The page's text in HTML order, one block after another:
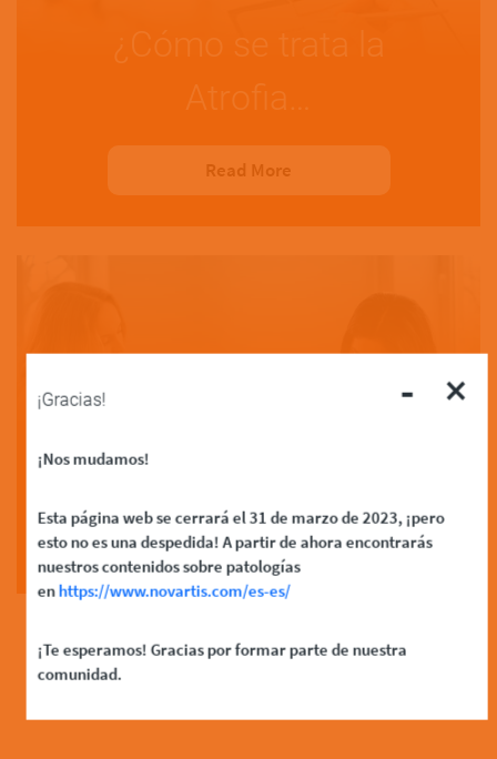
¿Cómo se trata la
Atrofia…
Read More
¿Cómo enfrentarse a la…
Read More
- ×
¡Gracias!
¡Nos mudamos!
Esta página web se cerrará el 31 de marzo de 2023, ¡pero
esto no es una despedida! A partir de ahora encontrarás
nuestros contenidos sobre patologías
enhttps://www.novartis.com/es-es/
¡Te esperamos! Gracias por formar parte de nuestra
comunidad.